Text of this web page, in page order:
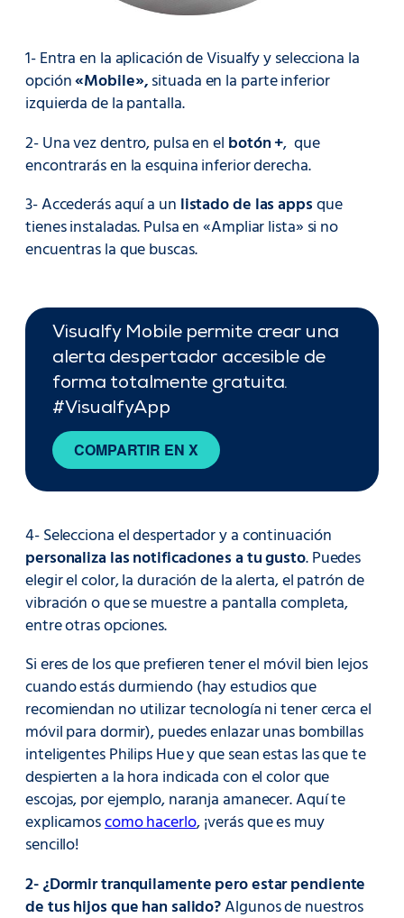
1- Entra en la aplicación de Visualfy y selecciona la
opción«Mobile»,situada en la parte inferior
izquierda de la pantalla.
2- Una vez dentro, pulsa en el botón +, que
encontrarás en la esquina inferior derecha.
3- Accederás aquí a un listado de las appsque
tienes instaladas. Pulsa en «Ampliar lista» si no
encuentras la que buscas.
Visualfy Mobile permite crear una
alerta despertador accesible de
forma totalmente gratuita.
#VisualfyApp
COMPARTIR EN X
4- Selecciona el despertador y a continuación
personaliza las notificaciones a tu gusto. Puedes
elegir el color, la duración de la alerta, el patrón de
vibración o que se muestre a pantalla completa,
entre otras opciones.
Si eres de los que prefieren tener el móvil bien lejos
cuando estás durmiendo (hay estudios que
recomiendan no utilizar tecnología ni tener cerca el
móvil para dormir), puedes enlazar unas bombillas
inteligentes Philips Hue y que sean estas las que te
despierten a la hora indicada con el color que
escojas, por ejemplo, naranja amanecer. Aquí te
explicamoscomo hacerlo, ¡verás que es muy
sencillo!
2- ¿Dormir tranquilamente pero estar pendiente
de tus hijos que han salido?Algunos de nuestros